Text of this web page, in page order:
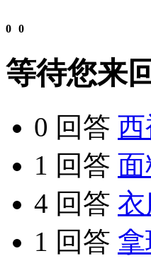
0 0
等待您来
0 回答
1 回答
4 回答
1 回答